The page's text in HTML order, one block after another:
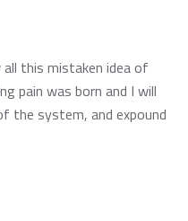
this mistaken idea of
pain was born and I will
the system, and expound